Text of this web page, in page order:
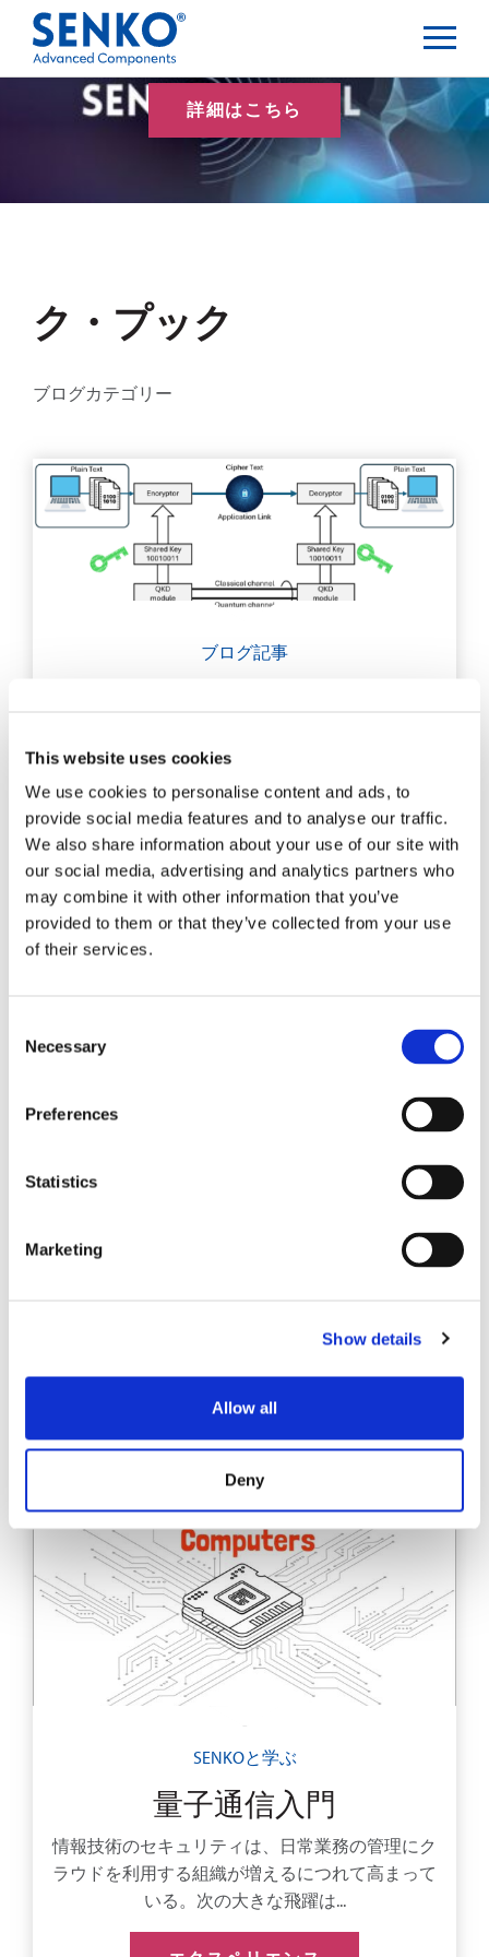
This website uses cookies
We use cookies to personalise content and ads, to
provide social media features and to analyse our traffic.
We also share information about your use of our site with
our social media, advertising and analytics partners who
may combine it with other information that you’ve
provided to them or that they’ve collected from your use
of their services.
Selection
Necessary
Preferences
Statistics
Marketing
Show details
Allow all
Deny
詳細はこちら
ク・プック
ブログカテゴリー
ブログ記事
コンピューターでは対応できなかった数学的問題
を解決することが期待されている。
エクスペリエンス
世界中のあらゆる組織にとって、情報は極めて重
要な資源である。ITセキュリティへの投資は増加
SENKOと学ぶ
量子通信入門
情報技術のセキュリティは、日常業務の管理にク
ラウドを利用する組織が増えるにつれて高まって
いる。次の大きな飛躍は...